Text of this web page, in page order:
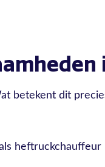
betekent dit